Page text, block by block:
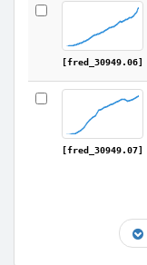
[fred_30949.06]
[fred_30949.07]